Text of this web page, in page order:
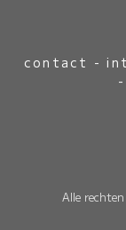
contact -
-
Alle